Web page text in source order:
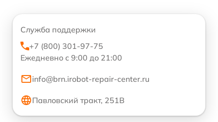
Служба поддержки
+7 (800) 301-97-75
Ежедневно с 9:00 до 21:00
info@brn.irobot-repair-center.ru
Павловский тракт, 251В